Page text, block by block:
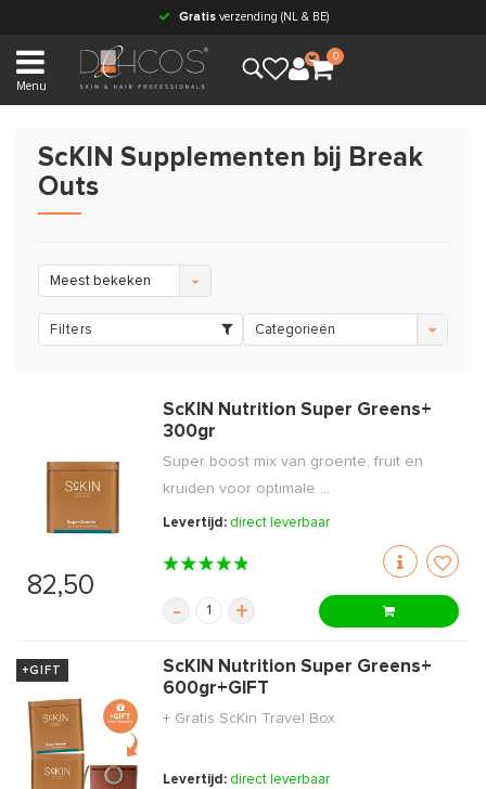
Gratisverzending (NL & BE)
Menu
0
ScKIN Supplementen bij Break
Outs
Meest bekeken
Filters Categorieën
82,50
ScKIN Nutrition Super Greens+
300gr
Super boost mix van groente, fruit en
kruiden voor optimale ...
Levertijd: direct leverbaar
- +
+GIFT
ScKIN Nutrition Super Greens+
600gr+GIFT
+ Gratis ScKin Travel Box
Levertijd: direct leverbaar